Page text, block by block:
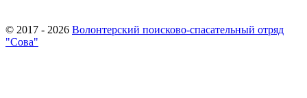
© 2017 - 2026 Волонтерский поисково-спасательный отряд
"Сова"